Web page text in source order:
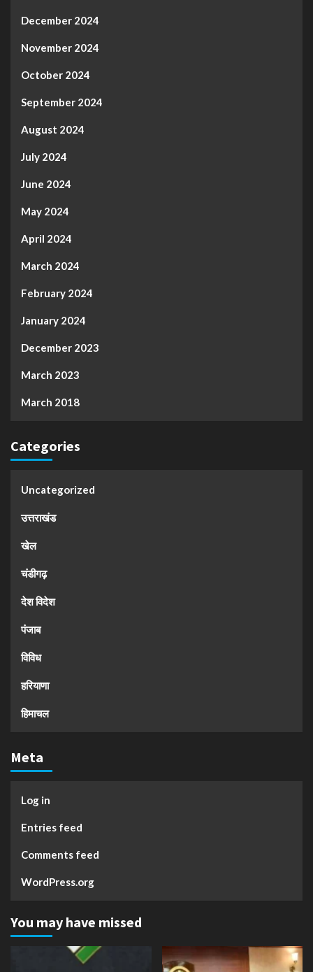
December 2024
November 2024
October 2024
September 2024
August 2024
July 2024
June 2024
May 2024
April 2024
March 2024
February 2024
January 2024
December 2023
March 2023
March 2018
Categories
Uncategorized
उत्तराखंड
खेल
चंडीगढ़
देश विदेश
पंजाब
विविध
हरियाणा
हिमाचल
Meta
Log in
Entries feed
Comments feed
WordPress.org
You may have missed